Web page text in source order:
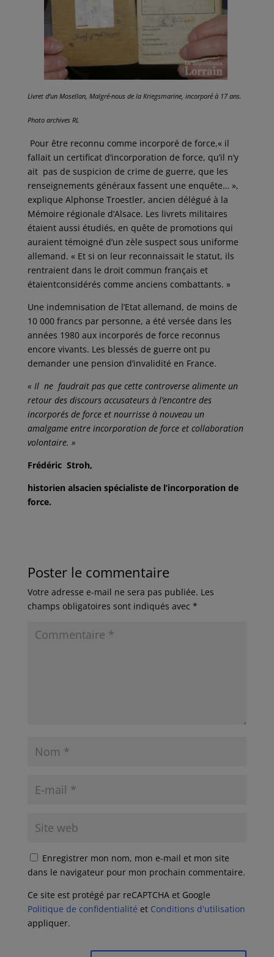
Livret d’un Mosellan, Malgré-nous de la Kriegsmarine, incorporé à 17 ans.
Photo archives RL
Pour être reconnu comme incorporé de force,« il
fallait un certificat d’incorporation de force, qu’il n’y
ait pas de suspicion de crime de guerre, que les
renseignements généraux fassent une enquête… »,
explique Alphonse Troestler, ancien délégué à la
Mémoire régionale d’Alsace. Les livrets militaires
étaient aussi étudiés, en quête de promotions qui
auraient témoigné d’un zèle suspect sous uniforme
allemand. « Et si on leur reconnaissait le statut, ils
rentraient dans le droit commun français et
étaientconsidérés comme anciens combattants. »
Une indemnisation de l’Etat allemand, de moins de
10 000 francs par personne, a été versée dans les
années 1980 aux incorporés de force reconnus
encore vivants. Les blessés de guerre ont pu
demander une pension d’invalidité en France.
« Il ne faudrait pas que cette controverse alimente un
retour des discours accusateurs à l’encontre des
incorporés de force et nourrisse à nouveau un
amalgame entre incorporation de force et collaboration
volontaire. »
Frédéric Stroh,
historien alsacien spécialiste de l’incorporation de
force.
Poster le commentaire
Votre adresse e-mail ne sera pas publiée. Les
champs obligatoires sont indiqués avec *
Enregistrer mon nom, mon e-mail et mon site
dans le navigateur pour mon prochain commentaire.
Ce site est protégé par reCAPTCHA et Google
Politique de confidentialité et Conditions d'utilisation
appliquer.